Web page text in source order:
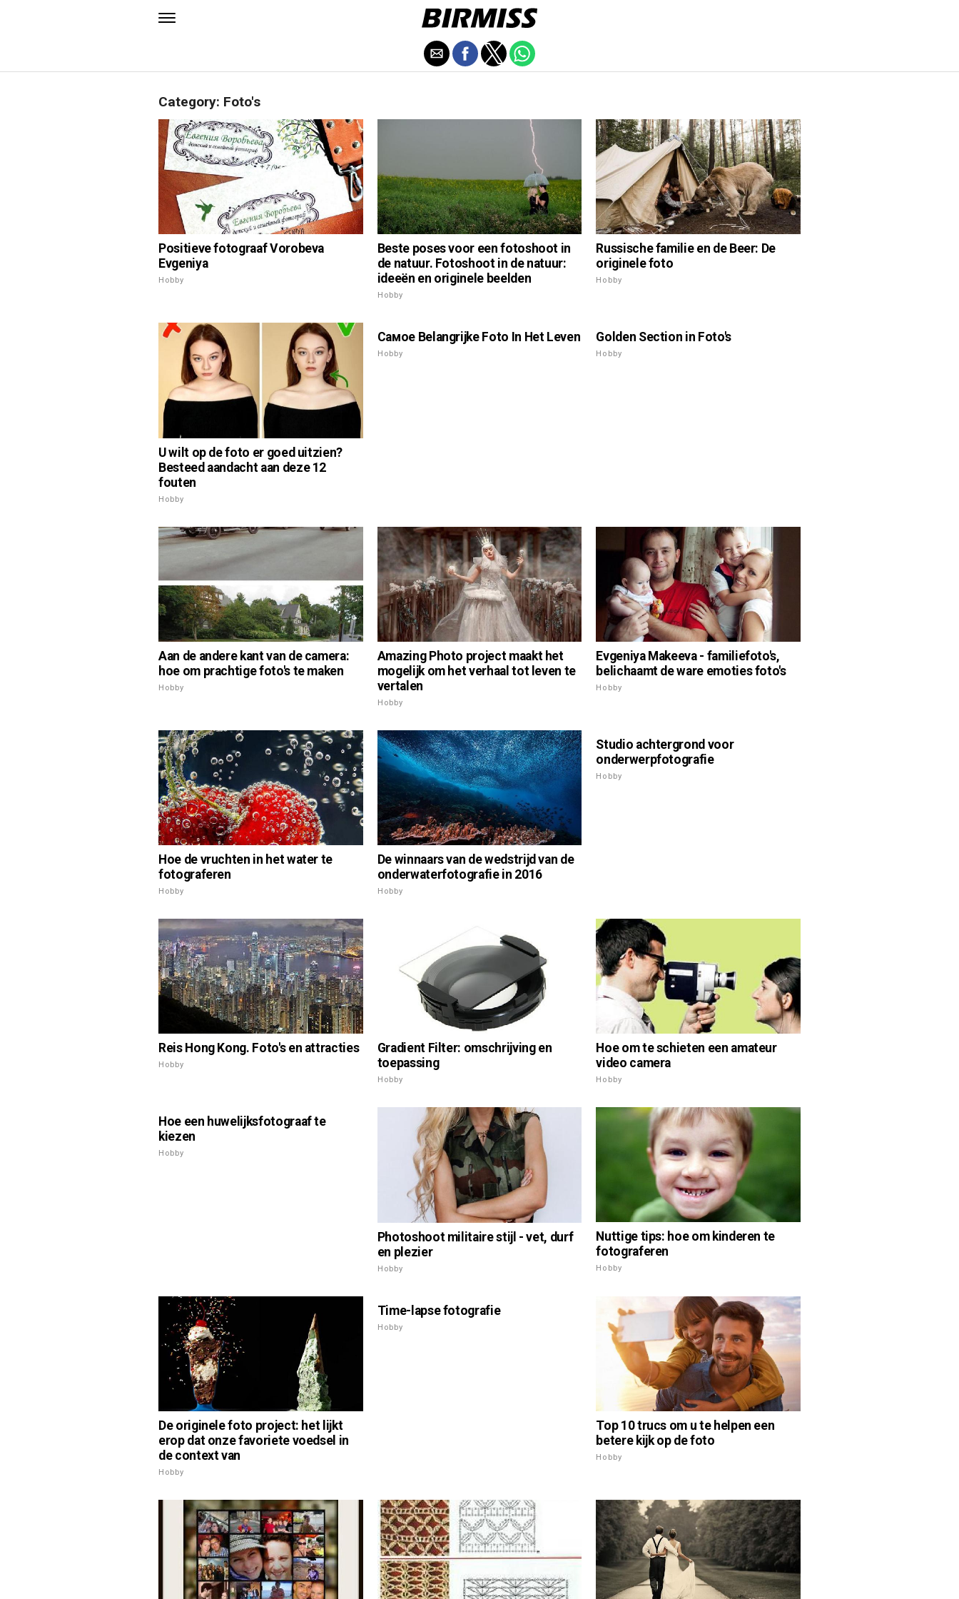
Category: Foto's
Positieve fotograaf Vorobeva
Evgeniya
Hobby
Beste poses voor een fotoshoot in
de natuur. Fotoshoot in de natuur:
ideeën en originele beelden
Hobby
Russische familie en de Beer: De
originele foto
Hobby
U wilt op de foto er goed uitzien?
Besteed aandacht aan deze 12
fouten
Hobby
Cамое Belangrijke Foto In Het Leven
Hobby
Golden Section in Foto's
Hobby
Aan de andere kant van de camera:
hoe om prachtige foto's te maken
Hobby
Amazing Photo project maakt het
mogelijk om het verhaal tot leven te
vertalen
Hobby
Evgeniya Makeeva - familiefoto's,
belichaamt de ware emoties foto's
Hobby
Hoe de vruchten in het water te
fotograferen
Hobby
De winnaars van de wedstrijd van de
onderwaterfotografie in 2016
Hobby
Studio achtergrond voor
onderwerpfotografie
Hobby
Reis Hong Kong. Foto's en attracties
Hobby
Gradient Filter: omschrijving en
toepassing
Hobby
Hoe om te schieten een amateur
video camera
Hobby
Hoe een huwelijksfotograaf te
kiezen
Hobby
Photoshoot militaire stijl - vet, durf
en plezier
Hobby
Nuttige tips: hoe om kinderen te
fotograferen
Hobby
De originele foto project: het lijkt
erop dat onze favoriete voedsel in
de context van
Hobby
Time-lapse fotografie
Hobby
Top 10 trucs om u te helpen een
betere kijk op de foto
Hobby